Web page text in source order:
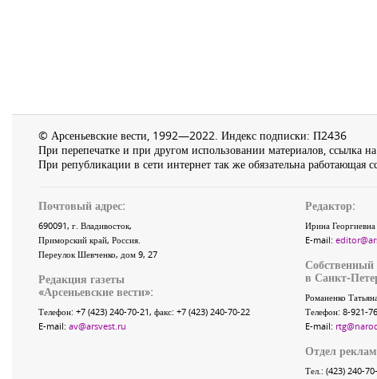
© Арсеньевские вести, 1992—2022. Индекс подписки: П2436
При перепечатке и при другом использовании материалов, ссылка на
При републикации в сети интернет так же обязательна работающая
Почтовый адрес:
690091, г. Владивосток,
Приморский край, Россия.
Переулок Шевченко, дом 9, 27
Редакция газеты
«Арсеньевские вести»:
Телефон: +7 (423) 240-70-21, факс: +7 (423) 240-70-22
E-mail: av@arsvest.ru
Редактор:
Ирина Георгиевна
E-mail:
Собственный
в Санкт-
Романенко
Телефон: 8-921-
E-mail:
Отдел
Тел.: (423) 240-